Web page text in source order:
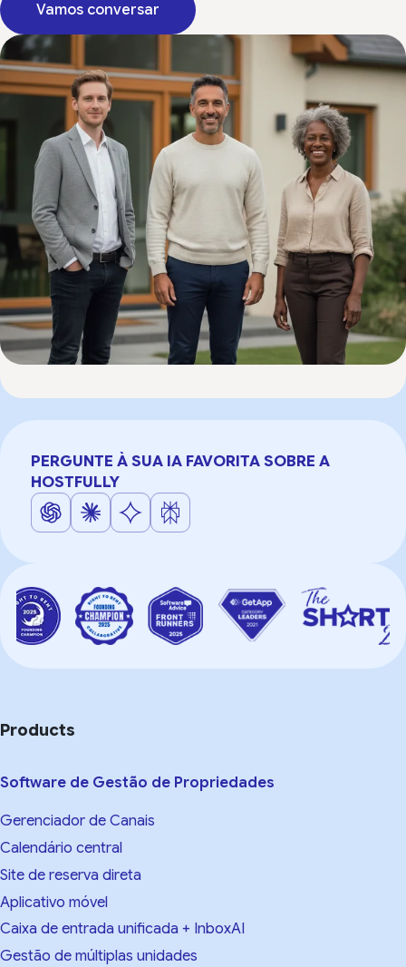
Vamos conversar
PERGUNTE À SUA IA FAVORITA SOBRE A
HOSTFULLY
Products
Software de Gestão de Propriedades
Gerenciador de Canais
Calendário central
Site de reserva direta
Aplicativo móvel
Caixa de entrada unificada + InboxAI
Gestão de múltiplas unidades